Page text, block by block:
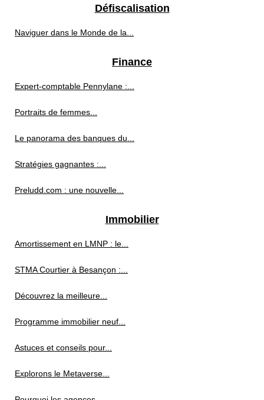
Défiscalisation
Naviguer dans le Monde de la...
Finance
Expert-comptable Pennylane :...
Portraits de femmes...
Le panorama des banques du...
Stratégies gagnantes :...
Preludd.com : une nouvelle...
Immobilier
Amortissement en LMNP : le...
STMA Courtier à Besançon :...
Découvrez la meilleure...
Programme immobilier neuf...
Astuces et conseils pour...
Explorons le Metaverse...